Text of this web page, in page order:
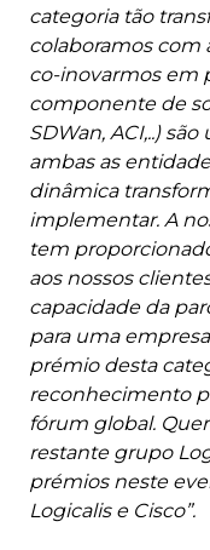
categoria tão
colaboramos com
co-inovarmos em
componente de
SDWan, ACI,..)
ambas as
dinâmica
implementar. A
tem
aos nossos
capacidade da
para uma
prémio desta
reconhecimento
fórum global.
restante grupo
prémios neste
Logicalis e Cisco”.